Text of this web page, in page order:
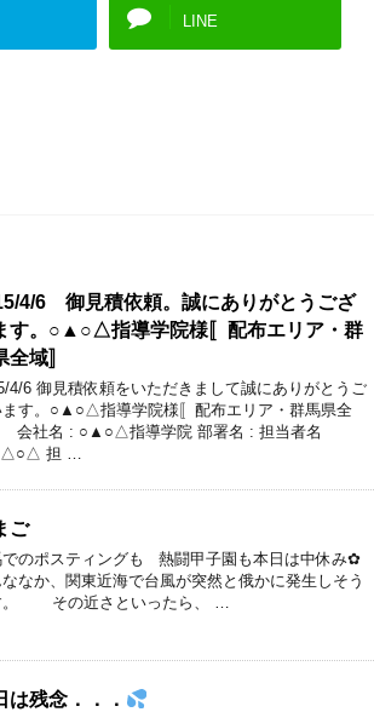
LINE
4/6 御見積依頼。誠にありがとうござ
す。○▲○△指導学院様〚配布エリア・群
全域〛
4/6 御見積依頼をいただきまして誠にありがとうご
ます。○▲○△指導学院様〚配布エリア・群馬県全
会社名 : ○▲○△指導学院 部署名 : 担当者名
担 …
ご
でのポスティングも 熱闘甲子園も本日は中休み✿
ななか、関東近海で台風が突然と俄かに発生しそう
。 その近さといったら、 …
は残念．．．